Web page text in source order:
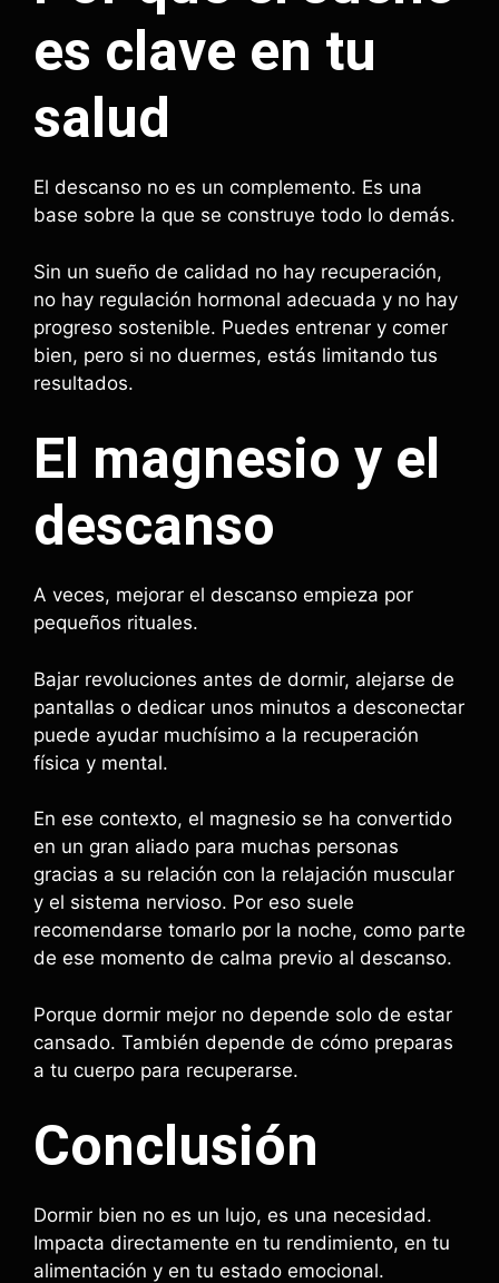
es clave en tu
salud
El descanso no es un complemento. Es una
base sobre la que se construye todo lo demás.
Sin un sueño de calidad no hay recuperación,
no hay regulación hormonal adecuada y no hay
progreso sostenible. Puedes entrenar y comer
bien, pero si no duermes, estás limitando tus
resultados.
El magnesio y el
descanso
A veces, mejorar el descanso empieza por
pequeños rituales.
Bajar revoluciones antes de dormir, alejarse de
pantallas o dedicar unos minutos a desconectar
puede ayudar muchísimo a la recuperación
física y mental.
En ese contexto, el magnesio se ha convertido
en un gran aliado para muchas personas
gracias a su relación con la relajación muscular
y el sistema nervioso. Por eso suele
recomendarse tomarlo por la noche, como parte
de ese momento de calma previo al descanso.
Porque dormir mejor no depende solo de estar
cansado. También depende de cómo preparas
a tu cuerpo para recuperarse.
Conclusión
Dormir bien no es un lujo, es una necesidad.
Impacta directamente en tu rendimiento, en tu
alimentación y en tu estado emocional.